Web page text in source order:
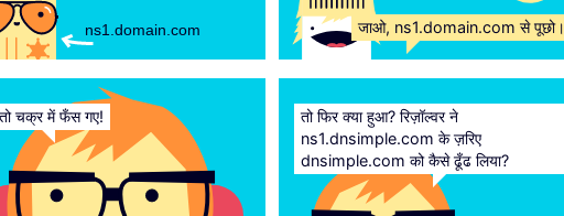
ns1.domain.com जाओ, ns1.domain.com से पूछो।
चक्र में फँस गए!
तो फिर क्या हुआ? रिज़ॉल्वर ने
ns1.dnsimple.com के ज़रिए
dnsimple.com को कैसे ढूँढ लिया?